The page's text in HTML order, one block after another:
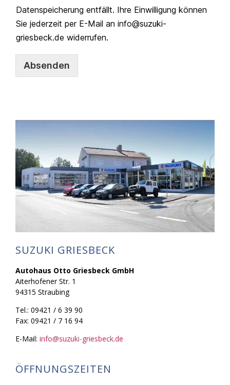
Datenspeicherung entfällt. Ihre Einwilligung können
Sie jederzeit per E-Mail an info@suzuki-
griesbeck.de widerrufen.
Absenden
ti
v
e
SUZUKI GRIESBECK
Autohaus Otto Griesbeck GmbH
Aiterhofener Str. 1
94315 Straubing
Tel.: 09421 / 6 39 90
Fax: 09421 / 7 16 94
E-Mail: info@suzuki-griesbeck.de
ÖFFNUNGSZEITEN